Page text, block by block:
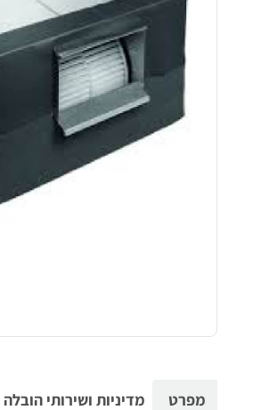
מפרט מדיניות ושירותי הובלה